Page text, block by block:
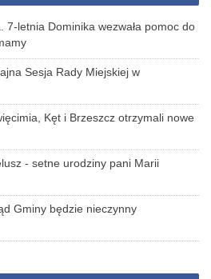
7-letnia Dominika wezwała pomoc do
Sesja Rady Miejskiej w
Kęt i Brzeszcz otrzymali nowe
- setne urodziny pani Marii
Gminy będzie nieczynny